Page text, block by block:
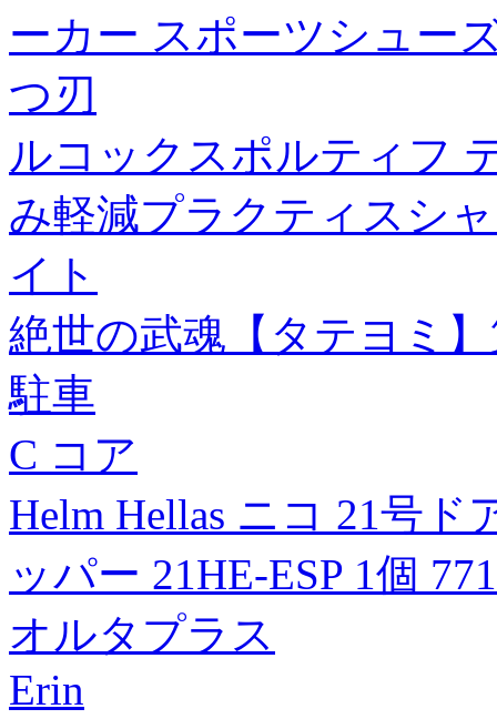
ーカー スポーツシュー
つ刃
ルコックスポルティフ
み軽減プラクティスシ
イト
絶世の武魂【タテヨミ
駐車
C コア
Helm Hellas ニコ 21号
ッパー 21HE-ESP 1個
オルタプラス
Erin